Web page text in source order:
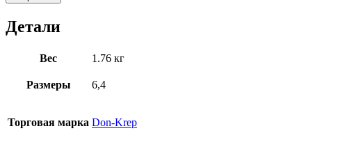
Детали
Вес 1.76 кг
Размеры 6,4
Торговая марка Don-Krep